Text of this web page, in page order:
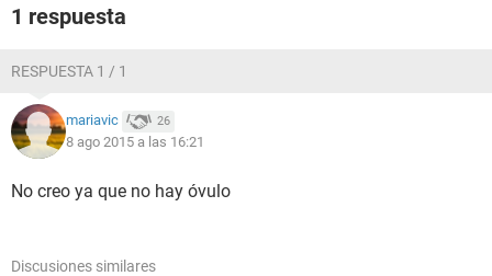
1 respuesta
RESPUESTA 1 / 1
mariavic 26
8 ago 2015 a las 16:21
No creo ya que no hay óvulo
Discusiones similares